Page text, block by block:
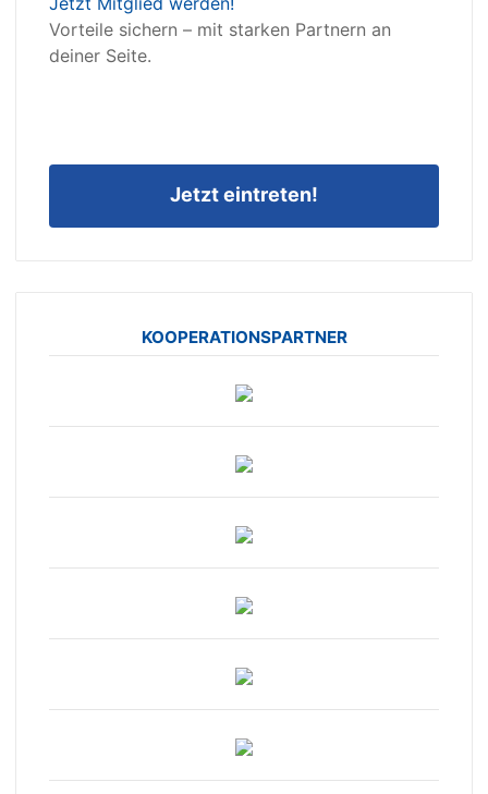
Vorteile sichern – mit starken Partnern an
deiner Seite.
Jetzt eintreten!
KOOPERATIONSPARTNER